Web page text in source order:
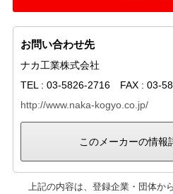
お問い合わせ先
ナカ工業株式会社
TEL : 03-5826-2716 FAX : 03-
http://www.naka-kogyo.co.jp/
このメーカーの情報
上記の内容は、登録企業・団体か